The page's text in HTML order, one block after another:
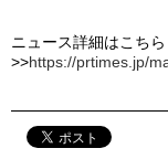
ニュース詳細はこちら
>>https://prtimes.jp/